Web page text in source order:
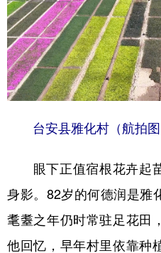
新疆 内蒙古
多语种频道
English Español
台安县雅化村（航拍
眼下正值宿根花卉起苗
身影。82岁的何德润是雅
耄耋之年仍时常驻足花田
他回忆，早年村里依靠种